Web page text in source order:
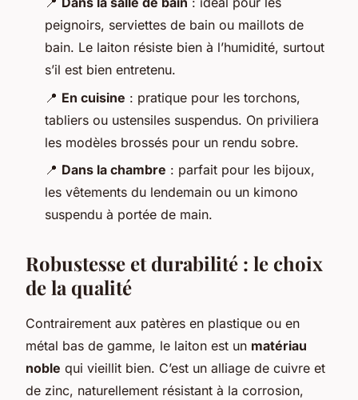
peignoirs, serviettes de bain ou maillots de
bain. Le laiton résiste bien à l’humidité, surtout
s’il est bien entretenu.
📍 En cuisine : pratique pour les torchons,
tabliers ou ustensiles suspendus. On priviliera
les modèles brossés pour un rendu sobre.
📍 Dans la chambre : parfait pour les bijoux,
les vêtements du lendemain ou un kimono
suspendu à portée de main.
Robustesse et durabilité : le choix
de la qualité
Contrairement aux patères en plastique ou en
métal bas de gamme, le laiton est un matériau
noble qui vieillit bien. C’est un alliage de cuivre et
de zinc, naturellement résistant à la corrosion,